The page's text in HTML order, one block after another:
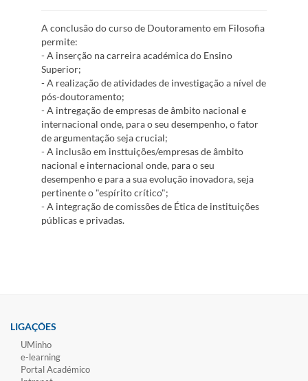
A conclusão do curso de Doutoramento em Filosofia
permite:
- A inserção na carreira académica do Ensino
Superior;
- A realização de atividades de investigação a nível de
pós-doutoramento;
- A intregação de empresas de âmbito nacional e
internacional onde, para o seu desempenho, o fator
de argumentação seja crucial;
- A inclusão em insttuições/empresas de âmbito
nacional e internacional onde, para o seu
desempenho e para a sua evolução inovadora, seja
pertinente o "espírito crítico";
- A integração de comissões de Ética de instituições
públicas e privadas.
LIGAÇÕES
UMinho
e-learning
Portal Académico